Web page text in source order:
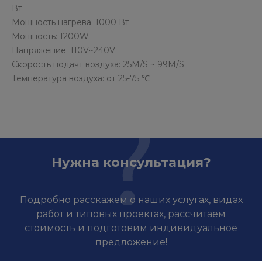
Вт
Мощность нагрева: 1000 Вт
Мощность: 1200W
Напряжение: 110V~240V
Скорость подачт воздуха: 25M/S ~ 99M/S
Температура воздуха: от 25-75 ℃
Нужна консультация?
Подробно расскажем о наших услугах, видах
работ и типовых проектах, рассчитаем
стоимость и подготовим индивидуальное
предложение!